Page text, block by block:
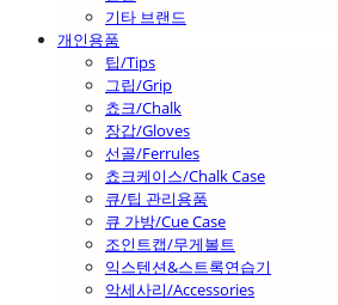
기타 브랜드
개인용품
팁/Tips
그립/Grip
쵸크/Chalk
장갑/Gloves
선골/Ferrules
쵸크케이스/Chalk Case
큐/팁 관리용품
큐 가방/Cue Case
조인트캡/무게볼트
익스텐션&스트록연습기
악세사리/Accessories